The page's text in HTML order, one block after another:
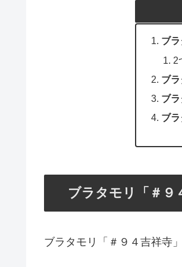
ブ
2
ブ
ブ
ブ
ブラタモリ「＃９
ブラタモリ「＃９４吉祥寺